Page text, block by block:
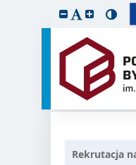
Rekrutacja